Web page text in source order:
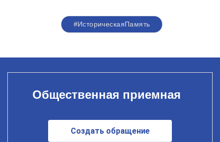
#ИсторическаяПамять
Общественная приемная
Создать обращение